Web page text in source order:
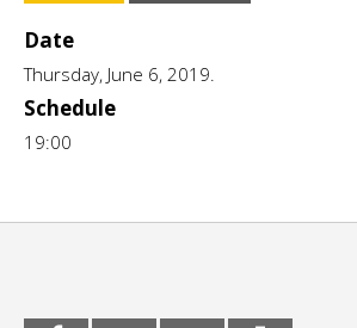
CCE en el interior/libros
Espacio itinerante de lectura
Exposiciones
Formación
Medio Ambiente
Date
Thursday, June 6, 2019.
Schedule
19:00